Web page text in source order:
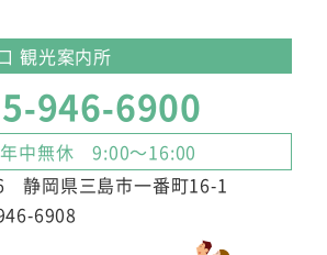
観光案内所
946-6900
年中無休 9:00～16:00
静岡県三島市一番町16-1
6908